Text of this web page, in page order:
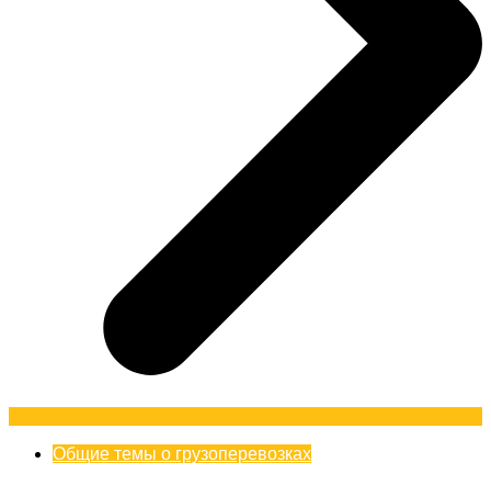
Общие темы о грузоперевозках